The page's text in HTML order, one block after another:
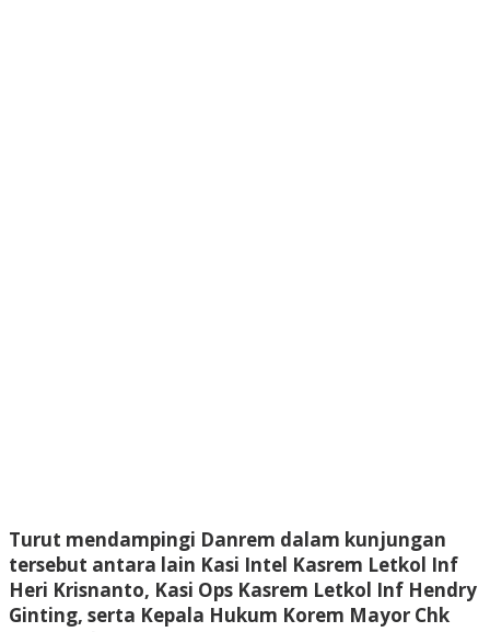
Turut mendampingi Danrem dalam kunjungan
tersebut antara lain Kasi Intel Kasrem Letkol Inf
Heri Krisnanto, Kasi Ops Kasrem Letkol Inf Hendry
Ginting, serta Kepala Hukum Korem Mayor Chk